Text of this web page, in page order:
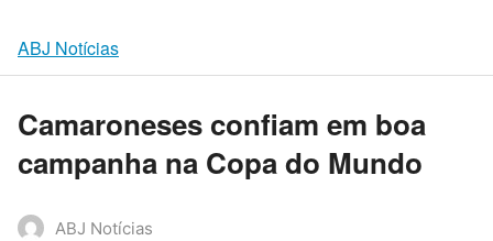
ABJ Notícias
Camaroneses confiam em boa
campanha na Copa do Mundo
ABJ Notícias